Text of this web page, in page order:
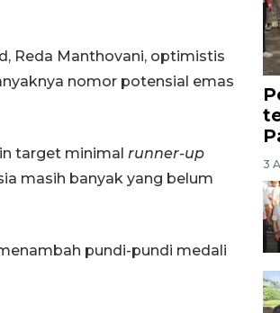
Reda Manthovani, optimistis
nomor potensial emas
target minimal runner-up
masih banyak yang belum
pundi-pundi medali
3